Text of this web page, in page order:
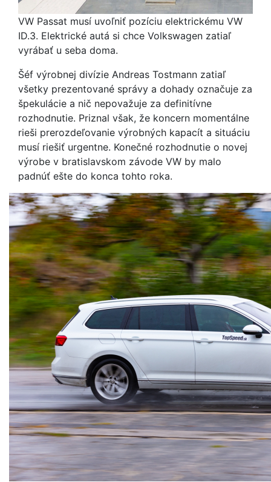
VW Passat musí uvoľniť pozíciu elektrickému VW
ID.3. Elektrické autá si chce Volkswagen zatiaľ
vyrábať u seba doma.
Šéf výrobnej divízie Andreas Tostmann zatiaľ
všetky prezentované správy a dohady označuje za
špekulácie a nič nepovažuje za definitívne
rozhodnutie. Priznal však, že koncern momentálne
rieši prerozdeľovanie výrobných kapacít a situáciu
musí riešiť urgentne. Konečné rozhodnutie o novej
výrobe v bratislavskom závode VW by malo
padnúť ešte do konca tohto roka.